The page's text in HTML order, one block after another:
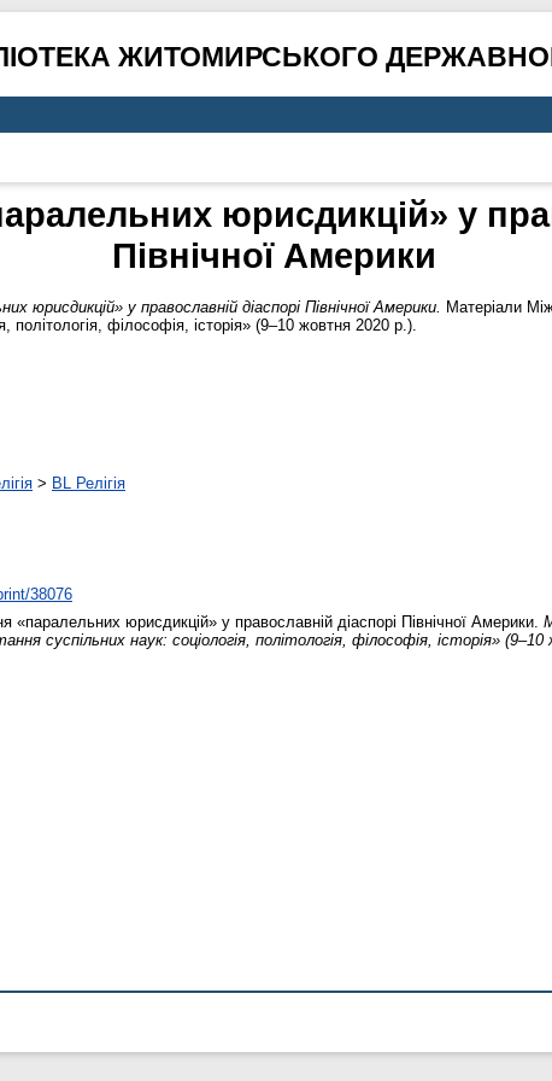
ЖИТОМИРСЬКОГО
юрисдикцій» у
Північної Америки
юрисдикцій» у православній діаспорі Північної Америки. Матеріали
політологія, філософія, історія» (9–10 жовтня 2020 р.).
> BL Релігія
38076
«паралельних юрисдикцій» у православній діаспорі Північної Америки.
суспільних наук: соціологія, політологія, філософія, історія»